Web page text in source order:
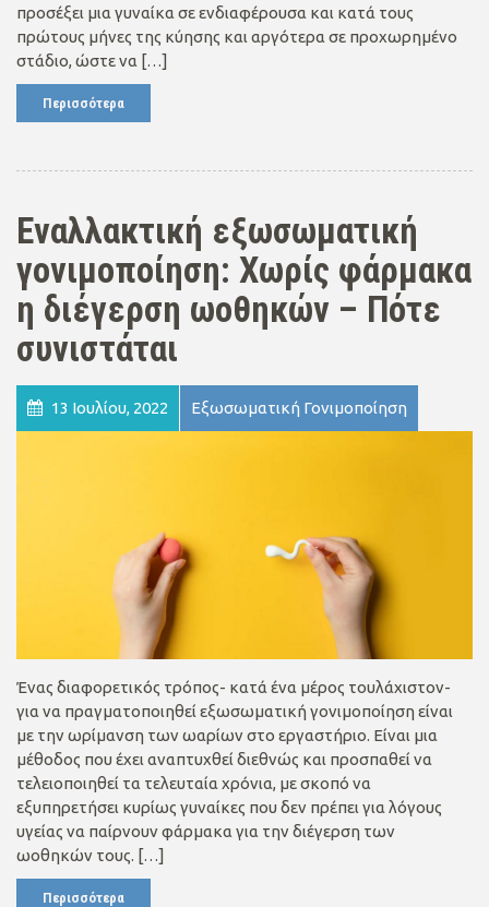
προσέξει μια γυναίκα σε ενδιαφέρουσα και κατά τους
πρώτους μήνες της κύησης και αργότερα σε προχωρημένο
στάδιο, ώστε να […]
Περισσότερα
Εναλλακτική εξωσωματική
γονιμοποίηση: Χωρίς φάρμακα
η διέγερση ωοθηκών – Πότε
συνιστάται
13 Ιουλίου, 2022 Εξωσωματική Γονιμοποίηση
Ένας διαφορετικός τρόπος- κατά ένα μέρος τουλάχιστον-
για να πραγματοποιηθεί εξωσωματική γονιμοποίηση είναι
με την ωρίμανση των ωαρίων στο εργαστήριο. Είναι μια
μέθοδος που έχει αναπτυχθεί διεθνώς και προσπαθεί να
τελειοποιηθεί τα τελευταία χρόνια, με σκοπό να
εξυπηρετήσει κυρίως γυναίκες που δεν πρέπει για λόγους
υγείας να παίρνουν φάρμακα για την διέγερση των
ωοθηκών τους. […]
Περισσότερα